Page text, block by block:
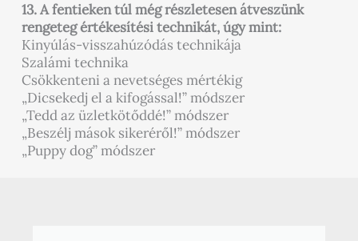
13. A fentieken túl még részletesen átveszünk
rengeteg értékesítési technikát, úgy mint:
Kinyúlás-visszahúzódás technikája
Szalámi technika
Csökkenteni a nevetséges mértékig
„Dicsekedj el a kifogással!” módszer
„Tedd az üzletkötőddé!” módszer
„Beszélj mások sikeréről!” módszer
„Puppy dog” módszer